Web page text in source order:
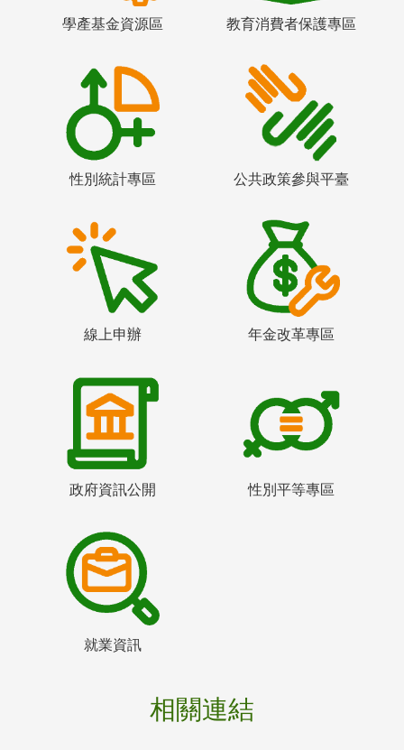
學產基金資源區 教育消費者保護專區
性別統計專區 公共政策參與平臺
線上申辦 年金改革專區
政府資訊公開 性別平等專區
就業資訊
相關連結